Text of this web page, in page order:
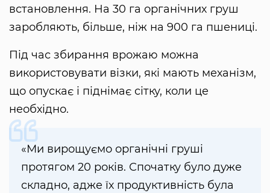
встановлення. На 30 га органічних груш
заробляють, більше, ніж на 900 га пшениці.
Під час збирання врожаю можна
використовувати візки, які мають механізм,
що опускає і піднімає сітку, коли це
необхідно.
«Ми вирощуємо органічні груші
протягом 20 років. Спочатку було дуже
складно, адже їх продуктивність була